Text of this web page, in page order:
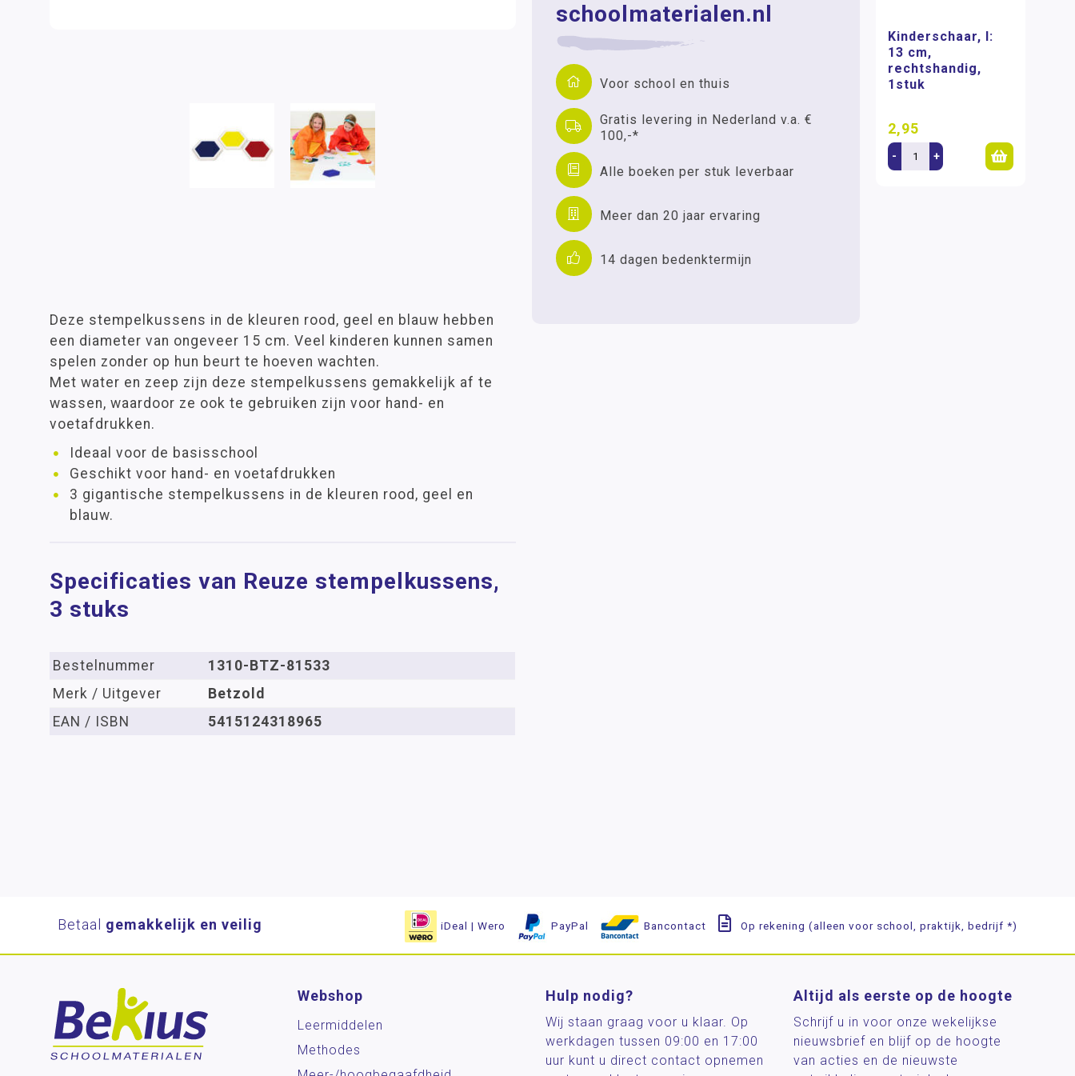
schoolmaterialen.nl
Voor school en thuis
Gratis levering in Nederland v.a. €
100,-*
Alle boeken per stuk leverbaar
Meer dan 20 jaar ervaring
14 dagen bedenktermijn
Deze stempelkussens in de kleuren rood, geel en blauw hebben
een diameter van ongeveer 15 cm. Veel kinderen kunnen samen
spelen zonder op hun beurt te hoeven wachten.
Met water en zeep zijn deze stempelkussens gemakkelijk af te
wassen, waardoor ze ook te gebruiken zijn voor hand- en
voetafdrukken.
Ideaal voor de basisschool
Geschikt voor hand- en voetafdrukken
3 gigantische stempelkussens in de kleuren rood, geel en
blauw.
Specificaties van Reuze stempelkussens,
3 stuks
Bestelnummer
1310-BTZ-81533
Merk / Uitgever
Betzold
EAN / ISBN
5415124318965
Kinderschaar, l:
13 cm,
rechtshandig,
1stuk
2,95
- +
Betaal gemakkelijk en veilig iDeal | Wero PayPal Bancontact Op rekening (alleen voor school, praktijk, bedrijf *)
Webshop
Leermiddelen
Methodes
Hulp nodig?
Wij staan graag voor u klaar. Op
werkdagen tussen 09:00 en 17:00
uur kunt u direct contact opnemen
Altijd als eerste op de hoogte
Schrijf u in voor onze wekelijkse
nieuwsbrief en blijf op de hoogte
van acties en de nieuwste